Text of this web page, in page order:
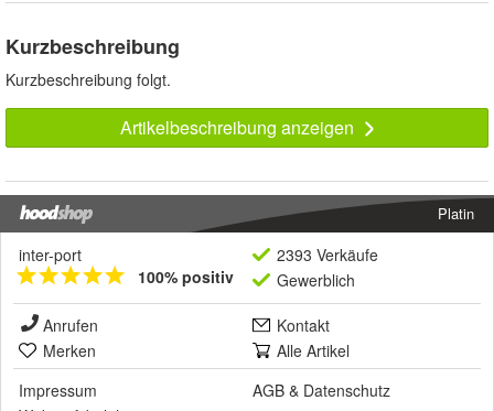
Kurzbeschreibung
Kurzbeschreibung folgt.
Artikelbeschreibung anzeigen
Platin
inter-port
100% positiv
2393 Verkäufe
Gewerblich
Anrufen
Kontakt
Merken
Alle Artikel
Impressum
AGB & Datenschutz